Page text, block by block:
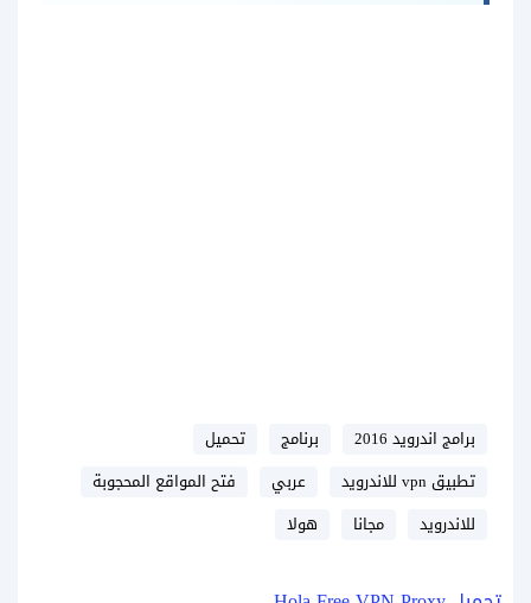
برامج اندرويد 2016 برنامج
تحميل
تطبيق vpn للاندرويد
عربي
فتح المواقع المحجوبة
للاندرويد
مجانا هولا